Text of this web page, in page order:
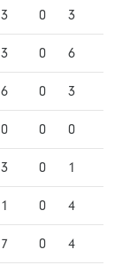
3 0 3
3 0 6
6 0 3
0 0 0
3 0 1
1 0 4
7 0 4